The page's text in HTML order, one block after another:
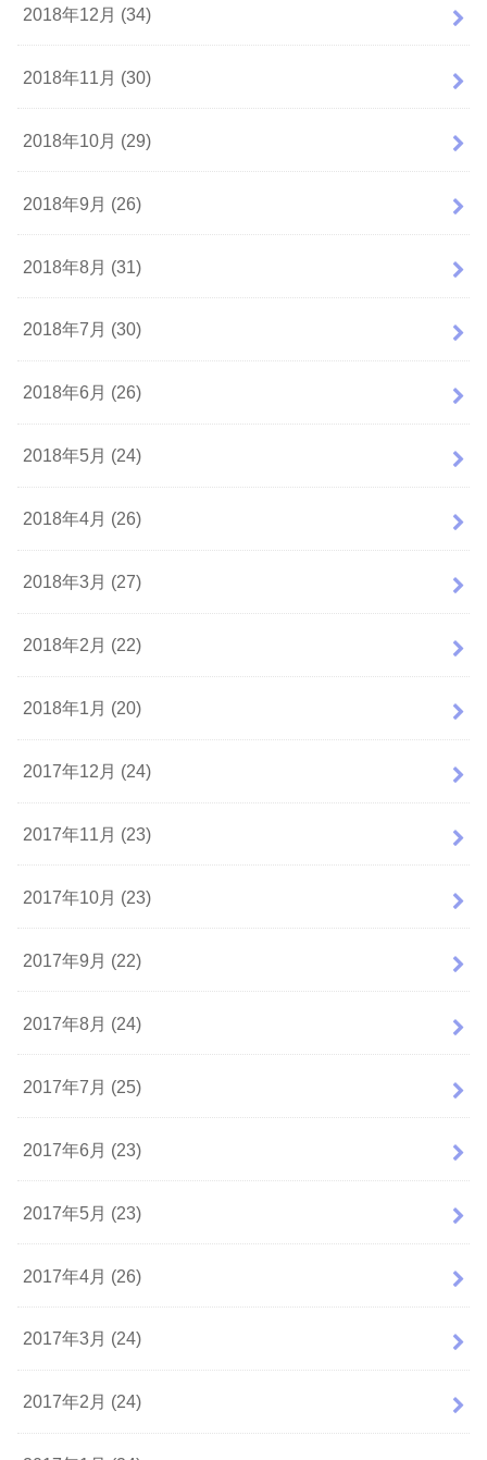
2018年12月 (34)
2018年11月 (30)
2018年10月 (29)
2018年9月 (26)
2018年8月 (31)
2018年7月 (30)
2018年6月 (26)
2018年5月 (24)
2018年4月 (26)
2018年3月 (27)
2018年2月 (22)
2018年1月 (20)
2017年12月 (24)
2017年11月 (23)
2017年10月 (23)
2017年9月 (22)
2017年8月 (24)
2017年7月 (25)
2017年6月 (23)
2017年5月 (23)
2017年4月 (26)
2017年3月 (24)
2017年2月 (24)